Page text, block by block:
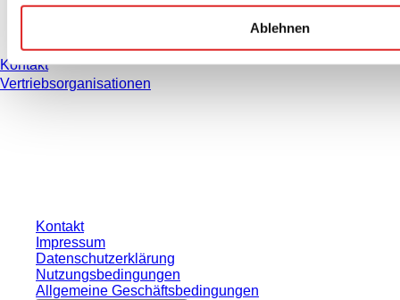
Ablehnen
Kontakt
Vertriebsorganisationen
Kontakt
Impressum
Datenschutzerklärung
Nutzungsbedingungen
Allgemeine Geschäftsbedingungen